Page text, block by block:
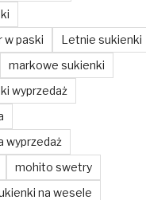
paski
Letnie sukienki
markowe sukienki
wyprzedaż
wyprzedaż
mohito swetry
na wesele